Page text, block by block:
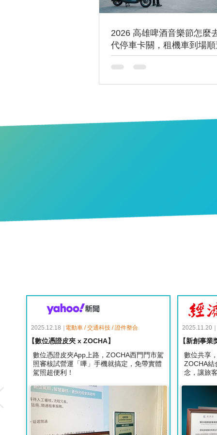
2026 高雄啤酒音樂節怎麼
代停車卡關，租機車到場
2025.12.18｜電動車 / 交通科技 / 證件整合
【數位憑證皮夾 x ZOCHA】
數位憑證皮夾App上路，ZOCHA西門門市駕
照審核試營運「嗶」手機就搞定，免帶實體
駕照超便利！
2025.11.20
【新創事
數位共享
ZOCHA結
念，讓旅